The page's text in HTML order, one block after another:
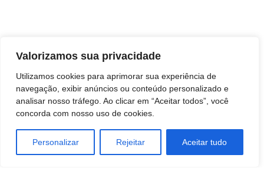
Valorizamos sua privacidade
Utilizamos cookies para aprimorar sua experiência de
navegação, exibir anúncios ou conteúdo personalizado e
analisar nosso tráfego. Ao clicar em “Aceitar todos”, você
concorda com nosso uso de cookies.
Personalizar Rejeitar Aceitar tudo